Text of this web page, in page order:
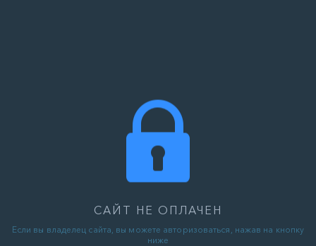
САЙТ НЕ ОПЛАЧЕН
Если вы владелец сайта, вы можете авторизоваться, нажав на кнопку
ниже